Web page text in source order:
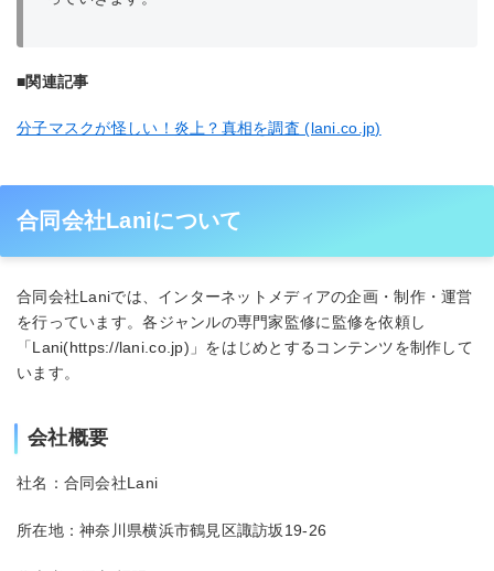
■関連記事
分子マスクが怪しい！炎上？真相を調査 (lani.co.jp)
合同会社Laniについて
合同会社Laniでは、インターネットメディアの企画・制作・運営
を行っています。各ジャンルの専門家監修に監修を依頼し
「Lani(https://lani.co.jp)」をはじめとするコンテンツを制作して
います。
会社概要
社名：合同会社Lani
所在地：神奈川県横浜市鶴見区諏訪坂19-26